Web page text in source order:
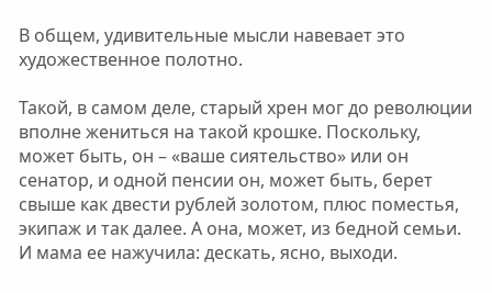
В общем, удивительные мысли навевает это
художественное полотно.
Такой, в самом деле, старый хрен мог до революции
вполне жениться на такой крошке. Поскольку,
может быть, он – «ваше сиятельство» или он
сенатор, и одной пенсии он, может быть, берет
свыше как двести рублей золотом, плюс поместья,
экипаж и так далее. А она, может, из бедной семьи.
И мама ее нажучила: дескать, ясно, выходи.